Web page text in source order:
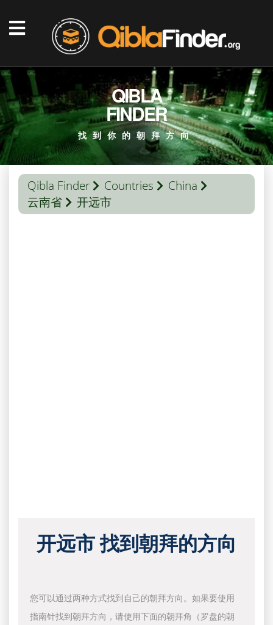
QIBLA
FINDER
找到你的朝拜方向
Qibla Finder Countries
China
云南省
开远市
开远市 找到朝拜的方向
您可以通过两种方式找到自己的朝拜方向。如果要使用
指南针找到朝拜方向，请使用下面的朝拜角（罗盘的朝